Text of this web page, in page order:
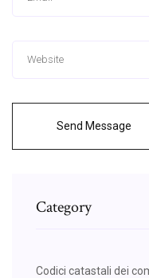
Send Message
Category
Codici catastali dei